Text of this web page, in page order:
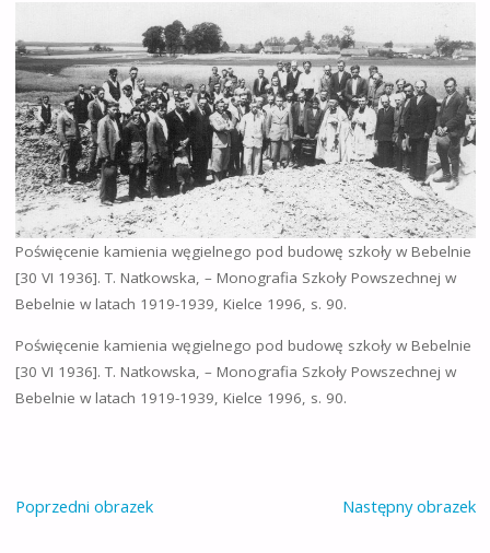
Poświęcenie kamienia węgielnego pod budowę szkoły w Bebelnie
[30 VI 1936]. T. Natkowska, – Monografia Szkoły Powszechnej w
Bebelnie w latach 1919-1939, Kielce 1996, s. 90.
Poświęcenie kamienia węgielnego pod budowę szkoły w Bebelnie
[30 VI 1936]. T. Natkowska, – Monografia Szkoły Powszechnej w
Bebelnie w latach 1919-1939, Kielce 1996, s. 90.
Poprzedni obrazek Następny obrazek